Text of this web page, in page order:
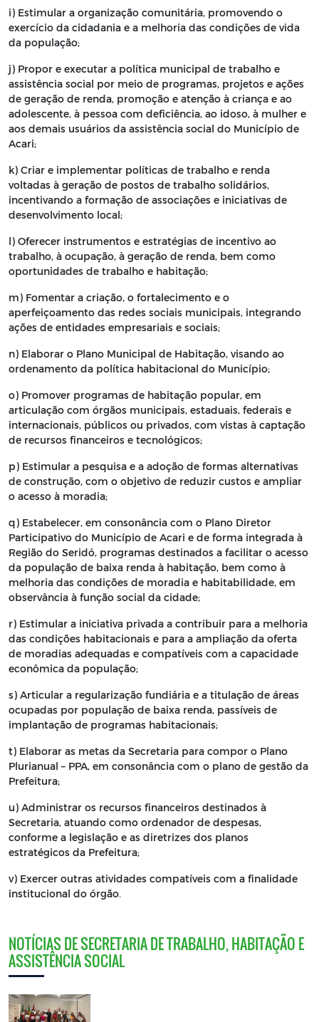
i) Estimular a organização comunitária, promovendo o
exercício da cidadania e a melhoria das condições de vida
da população;
j) Propor e executar a política municipal de trabalho e
assistência social por meio de programas, projetos e ações
de geração de renda, promoção e atenção à criança e ao
adolescente, à pessoa com deficiência, ao idoso, à mulher e
aos demais usuários da assistência social do Município de
Acari;
k) Criar e implementar políticas de trabalho e renda
voltadas à geração de postos de trabalho solidários,
incentivando a formação de associações e iniciativas de
desenvolvimento local;
l) Oferecer instrumentos e estratégias de incentivo ao
trabalho, à ocupação, à geração de renda, bem como
oportunidades de trabalho e habitação;
m) Fomentar a criação, o fortalecimento e o
aperfeiçoamento das redes sociais municipais, integrando
ações de entidades empresariais e sociais;
n) Elaborar o Plano Municipal de Habitação, visando ao
ordenamento da política habitacional do Município;
o) Promover programas de habitação popular, em
articulação com órgãos municipais, estaduais, federais e
internacionais, públicos ou privados, com vistas à captação
de recursos financeiros e tecnológicos;
p) Estimular a pesquisa e a adoção de formas alternativas
de construção, com o objetivo de reduzir custos e ampliar
o acesso à moradia;
q) Estabelecer, em consonância com o Plano Diretor
Participativo do Município de Acari e de forma integrada à
Região do Seridó, programas destinados a facilitar o acesso
da população de baixa renda à habitação, bem como à
melhoria das condições de moradia e habitabilidade, em
observância à função social da cidade;
r) Estimular a iniciativa privada a contribuir para a melhoria
das condições habitacionais e para a ampliação da oferta
de moradias adequadas e compatíveis com a capacidade
econômica da população;
s) Articular a regularização fundiária e a titulação de áreas
ocupadas por população de baixa renda, passíveis de
implantação de programas habitacionais;
t) Elaborar as metas da Secretaria para compor o Plano
Plurianual – PPA, em consonância com o plano de gestão da
Prefeitura;
u) Administrar os recursos financeiros destinados à
Secretaria, atuando como ordenador de despesas,
conforme a legislação e as diretrizes dos planos
estratégicos da Prefeitura;
v) Exercer outras atividades compatíveis com a finalidade
institucional do órgão.
NOTÍCIAS DE SECRETARIA DE TRABALHO, HABITAÇÃO E
ASSISTÊNCIA SOCIAL